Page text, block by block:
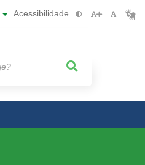
Acessibilidade